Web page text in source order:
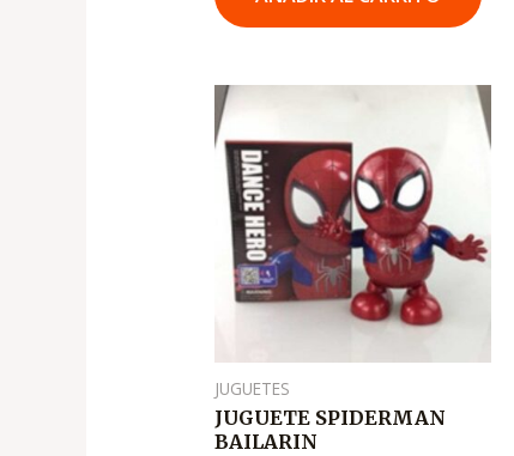
JUGUETES
JUGUETE SPIDERMAN
BAILARIN